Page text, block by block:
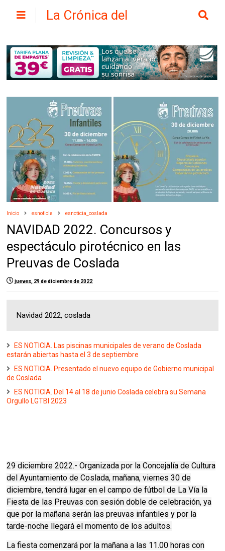
La Crónica del
Inicio esnoticia esnoticia_coslada
NAVIDAD 2022. Concursos y
espectáculo pirotécnico en las
Preuvas de Coslada
jueves, 29 de diciembre de 2022
Navidad 2022, coslada
ES NOTICIA. Las piscinas municipales de verano de Coslada
estarán abiertas hasta el 3 de septiembre
ES NOTICIA. Presentado el nuevo equipo de Gobierno municipal
de Coslada
ES NOTICIA. Del 14 al 18 de junio Coslada celebra su Semana
Orgullo LGTBI 2023
29 diciembre 2022.- Organizada por la Concejalía de Cultura
del Ayuntamiento de Coslada, mañana, viernes 30 de
diciembre, tendrá lugar en el campo de fútbol de La Vía la
Fiesta de las Preuvas con sesión doble de celebración, ya
que por la mañana serán las preuvas infantiles y por la
tarde-noche llegará el momento de los adultos.
La fiesta comenzará por la mañana a las 11.00 horas con